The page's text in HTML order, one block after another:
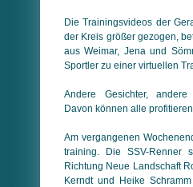
Die Trainingsvideos der
der Kreis größer gezogen,
aus Weimar, Jena und
Sportler zu einer virtuellen
Andere Gesichter,
Davon können alle
Am vergangenen
training. Die SSV-Renner
Richtung Neue Landschaft
Kerndt und Heike